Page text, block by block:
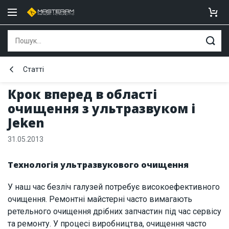
Крок вперед в області
очищення з ультразвуком і
Jeken
Статті
31.05.2013
Технологія ультразвукового очищення
У наш час безліч галузей потребує високоефективного
очищення. Ремонтні майстерні часто вимагають
ретельного очищення дрібних запчастин під час сервісу
та ремонту. У процесі виробництва, очищення часто